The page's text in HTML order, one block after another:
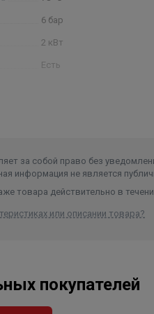
6 бар
2 кВт
Есть
механическое
Есть
за собой право без
информация не является
товара действительно в
или описании товара?
покупателей